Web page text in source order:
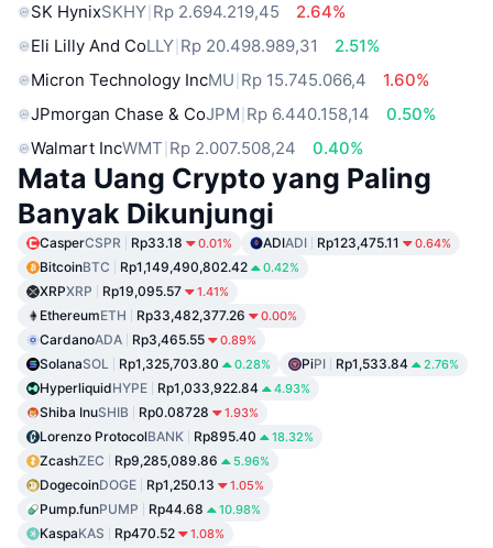
SK HynixSKHY Rp 2.694.219,45
2.64%
Eli Lilly And CoLLY Rp 20.498.989,31
2.51%
Micron Technology IncMU Rp 15.745.066,4
1.60%
JPmorgan Chase & CoJPM Rp 6.440.158,14
0.50%
Walmart IncWMT Rp 2.007.508,24 0.40%
Mata Uang Crypto yang Paling
Banyak Dikunjungi
CasperCSPR Rp33.18 0.01% ADIADI Rp123,475.11 0.64%
BitcoinBTC Rp1,149,490,802.42 0.42%
XRPXRP Rp19,095.57 1.41%
EthereumETH Rp33,482,377.26 0.00%
CardanoADA Rp3,465.55 0.89%
SolanaSOL Rp1,325,703.80 0.28% PiPI Rp1,533.84 2.76%
HyperliquidHYPE Rp1,033,922.84 4.93%
Shiba InuSHIB Rp0.08728 1.93%
Lorenzo ProtocolBANK Rp895.40 18.32%
ZcashZEC Rp9,285,089.86 5.96%
DogecoinDOGE Rp1,250.13 1.05%
Pump.funPUMP Rp44.68 10.98%
KaspaKAS Rp470.52 1.08%